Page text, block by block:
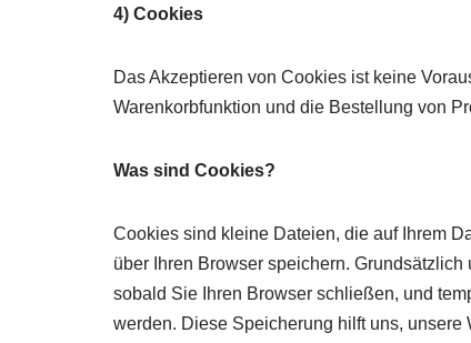
4) Cookies
Das Akzeptieren von Cookies ist keine
Warenkorbfunktion und die Bestellung von
Was sind Cookies?
Cookies sind kleine Dateien, die auf Ihrem
über Ihren Browser speichern.
sobald Sie Ihren Browser schließen, und
werden. Diese Speicherung hilft uns,